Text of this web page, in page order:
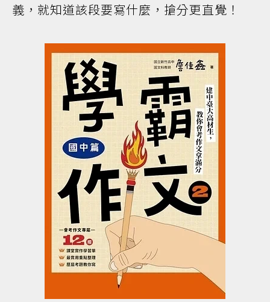
義，就知道該段要寫什麼，搶分更直覺！